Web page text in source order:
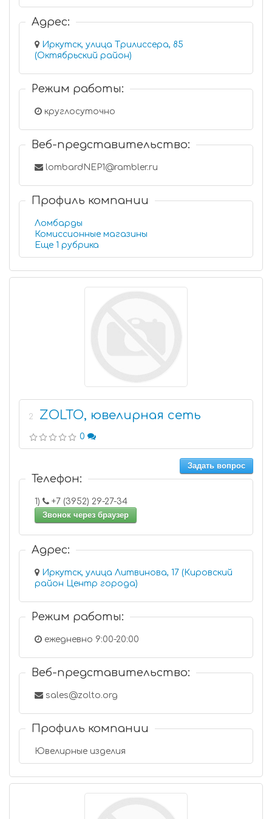
Адрес:
Иркутск, улица Трилиссера, 85
(Октябрьский район)
Режим работы:
круглосуточно
Веб-представительство:
lombardNEP1@rambler.ru
Профиль компании
Ломбарды
Комиссионные магазины
Еще 1 рубрика
2 ZOLTO, ювелирная сеть
0
Задать вопрос
Телефон:
1)
+7 (3952) 29-27-34
Звонок через браузер
Адрес:
Иркутск, улица Литвинова, 17 (Кировский
район Центр города)
Режим работы:
ежедневно 9:00-20:00
Веб-представительство:
sales@zolto.org
Профиль компании
Ювелирные изделия